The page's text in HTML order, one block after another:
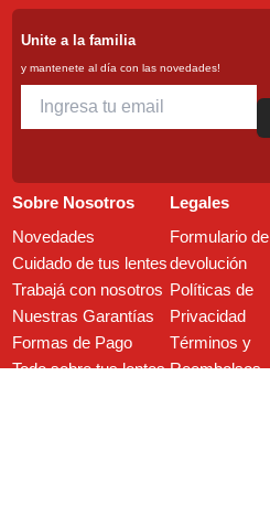
Unite a la familia
y mantenete al día con las novedades!
Sobre Nosotros
Novedades
Cuidado de tus lentes
Trabajá con nosotros
Nuestras Garantías
Formas de Pago
Todo sobre tus lentes
Legales
Formulario de
devolución
Políticas de
Privacidad
Términos y
Reembolsos